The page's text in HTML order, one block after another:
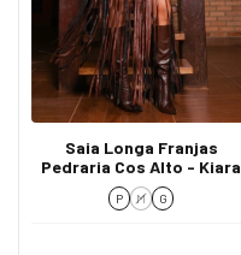
Saia Longa Franjas
Pedraria Cos Alto - Kiara
P M G